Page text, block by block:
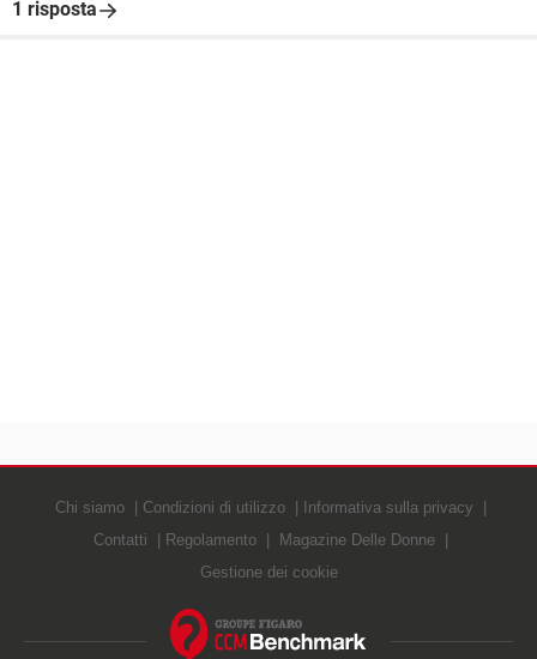
1 risposta
Chi siamo Condizioni di utilizzo
Informativa sulla privacy
Contatti
Regolamento
Magazine Delle Donne
Gestione dei cookie